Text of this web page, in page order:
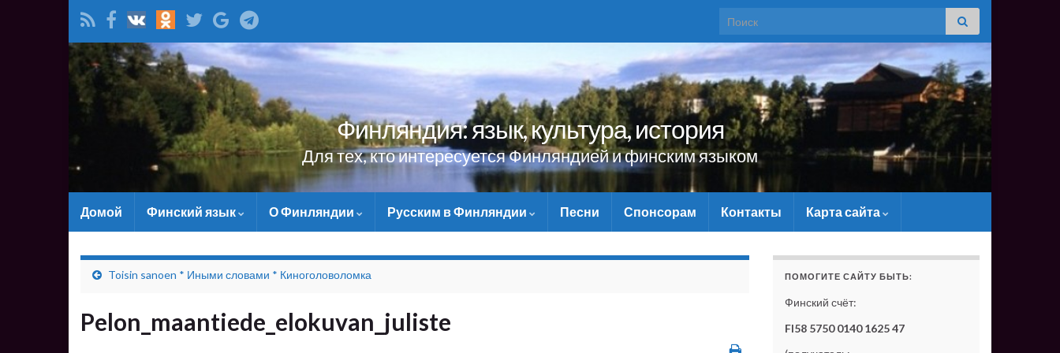
Search for:
Финляндия: язык, культура, история
Для тех, кто интересуется Финляндией и финским языком
Домой Финский язык О Финляндии Русским в Финляндии Песни Спонсорам Контакты Карта сайта
Toisin sanoen * Иными словами * Киноголоволомка
Pelon_maantiede_elokuvan_juliste
ПОМОГИТЕ САЙТУ БЫТЬ:
Финский счёт:
FI58 5750 0140 1625 47